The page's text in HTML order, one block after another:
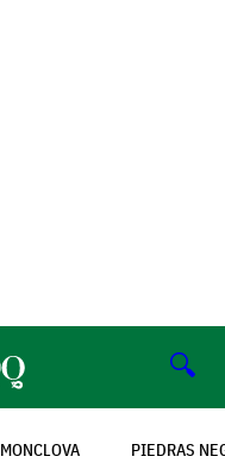
🔍
MONCLOVA PIEDRAS